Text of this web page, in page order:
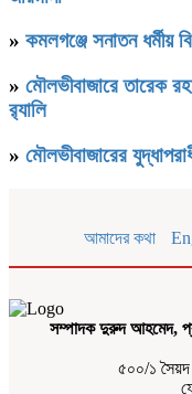
» কমলগঞ্জে সনাতন ধর্মীয়
» মৌলভীবাজারে তারেক
র‌্যালি
» মৌলভীবাজারের
আমাদের কথা
সম্পাদক দুরুদ আহমেদ,
৫০০/১